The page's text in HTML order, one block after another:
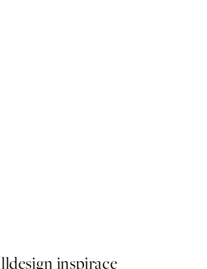
inspirace